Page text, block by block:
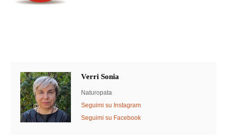
Verri Sonia
Naturopata
Seguimi su Instagram
Seguimi su Facebook